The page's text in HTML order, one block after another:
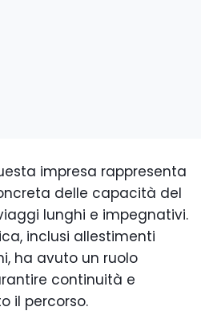
impresa rappresenta
delle capacità del
lunghi e impegnativi.
inclusi allestimenti
ha avuto un ruolo
continuità e
il percorso.